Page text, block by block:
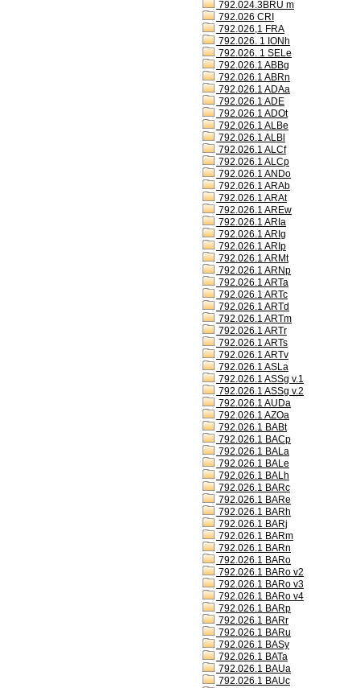
792.024.3BRU m
792.026 CRI
792.026,1 FRA
792.026. 1 IONh
792.026. 1 SELe
792.026.1 ABBg
792.026.1 ABRn
792.026.1 ADAa
792.026.1 ADE
792.026.1 ADOt
792.026.1 ALBe
792.026.1 ALBl
792.026.1 ALCf
792.026.1 ALCp
792.026.1 ANDo
792.026.1 ARAb
792.026.1 ARAt
792.026.1 AREw
792.026.1 ARIa
792.026.1 ARIg
792.026.1 ARIp
792.026.1 ARMt
792.026.1 ARNp
792.026.1 ARTa
792.026.1 ARTc
792.026.1 ARTd
792.026.1 ARTm
792.026.1 ARTr
792.026.1 ARTs
792.026.1 ARTv
792.026.1 ASLa
792.026.1 ASSg v.1
792.026.1 ASSg v.2
792.026.1 AUDa
792.026.1 AZOa
792.026.1 BABt
792.026.1 BACp
792.026.1 BALa
792.026.1 BALe
792.026.1 BALh
792.026.1 BARc
792.026.1 BARe
792.026.1 BARh
792.026.1 BARj
792.026.1 BARm
792.026.1 BARn
792.026.1 BARo
792.026.1 BARo v2
792.026.1 BARo v3
792.026.1 BARo v4
792.026.1 BARp
792.026.1 BARr
792.026.1 BARu
792.026.1 BASy
792.026.1 BATa
792.026.1 BAUa
792.026.1 BAUc